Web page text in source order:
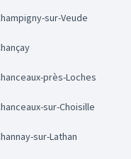
Champigny-sur-Veude
Chançay
Chanceaux-près-Loches
Chanceaux-sur-Choisille
Channay-sur-Lathan